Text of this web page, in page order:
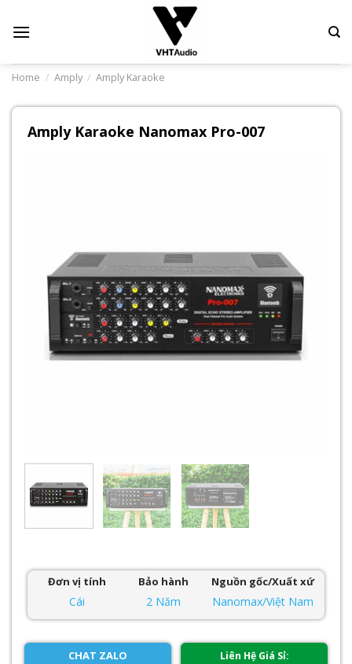
Home / Amply / Amply Karaoke
Amply Karaoke Nanomax Pro-007
Đơn vị tính
Cái
Bảo hành
2 Năm
Nguồn gốc/Xuất xứ
Nanomax/Việt Nam
CHAT ZALO
Liên Hệ Giá Sỉ: